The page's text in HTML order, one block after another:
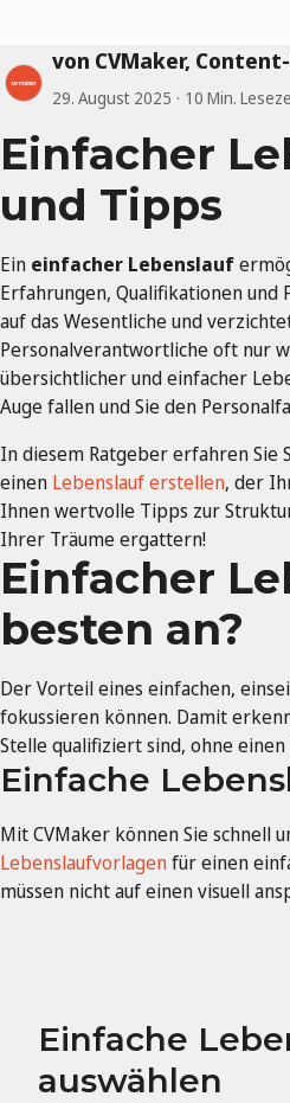
von CVMaker,
29. August 2025 10 Min.
Einfacher
und Tipps
Ein einfacher Lebenslauf
Erfahrungen, Qualifikationen und
auf das Wesentliche und
Personalverantwortliche oft nur
übersichtlicher und einfacher
Auge fallen und Sie den
In diesem Ratgeber erfahren Sie
einen Lebenslauf erstellen, der
Ihnen wertvolle Tipps zur
Ihrer Träume ergattern!
Einfacher
besten an?
Der Vorteil eines einfachen,
fokussieren können. Damit
Stelle qualifiziert sind, ohne einen
Einfache
Mit CVMaker können Sie schnell
Lebenslaufvorlagenfür einen
müssen nicht auf einen visuell
Einfache
auswählen